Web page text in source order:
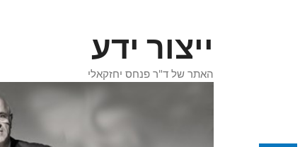
ייצור ידע
האתר של ד"ר פנחס יחזקאלי